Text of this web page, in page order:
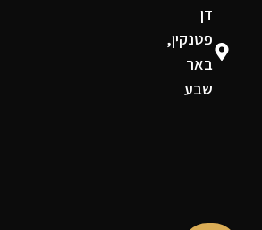
דן
פטנקין,
באר
שבע